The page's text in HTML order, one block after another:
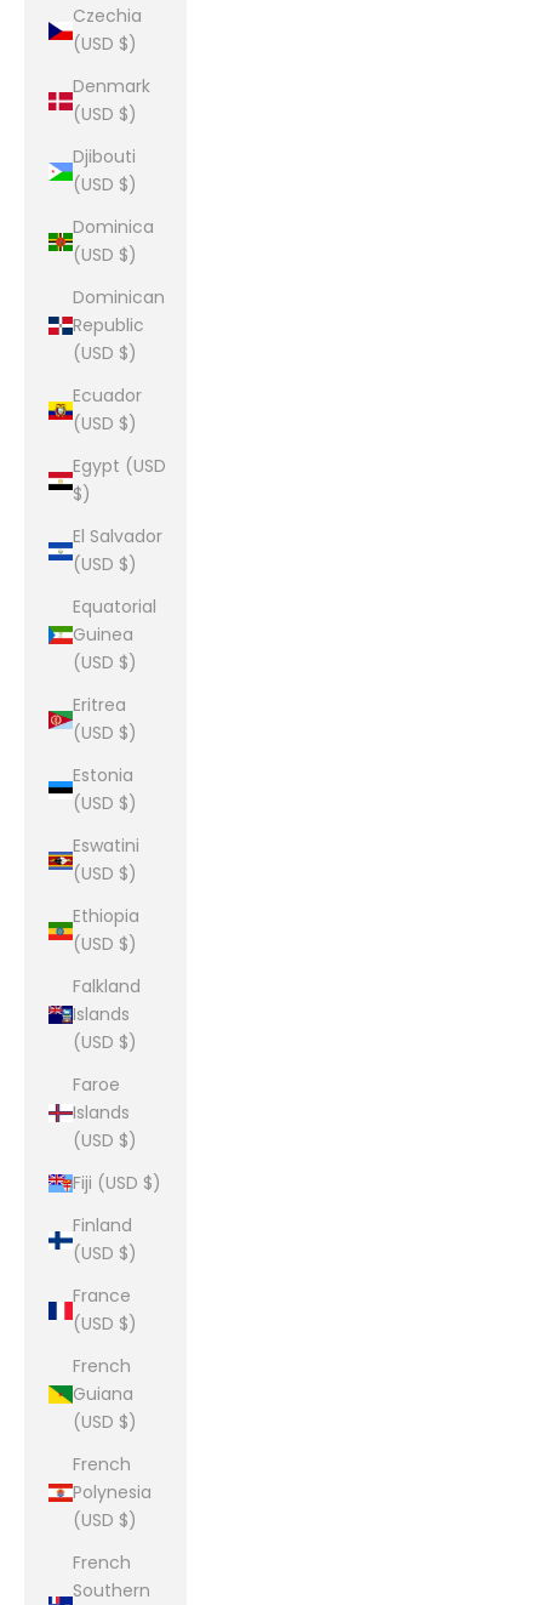
Czechia
(USD $)
Denmark
(USD $)
Djibouti
(USD $)
Dominica
(USD $)
Dominican
Republic
(USD $)
Ecuador
(USD $)
Egypt (USD
$)
El Salvador
(USD $)
Equatorial
Guinea
(USD $)
Eritrea
(USD $)
Estonia
(USD $)
Eswatini
(USD $)
Ethiopia
(USD $)
Falkland
Islands
(USD $)
Faroe
Islands
(USD $)
Fiji (USD $)
Finland
(USD $)
France
(USD $)
French
Guiana
(USD $)
French
Polynesia
(USD $)
French
Southern